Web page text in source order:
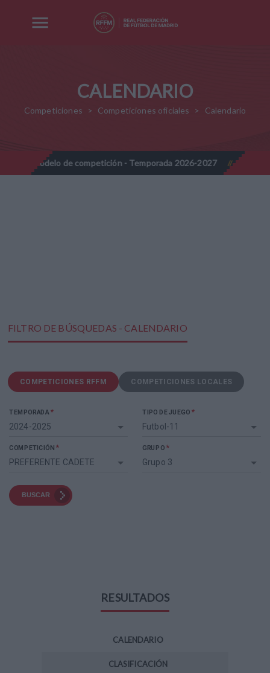
CALENDARIO
Competiciones Competiciones oficiales Calendario
de competición - Temporada 2026-2027 // Nota Informativa
FILTRO DE BÚSQUEDAS - CALENDARIO
COMPETICIONES RFFM COMPETICIONES LOCALES
TEMPORADA*
2024-2025
TIPO DE JUEGO *
Futbol-11
COMPETICIÓN *
PREFERENTE CADETE
GRUPO *
Grupo 3
BUSCAR
RESULTADOS
CALENDARIO
CLASIFICACIÓN